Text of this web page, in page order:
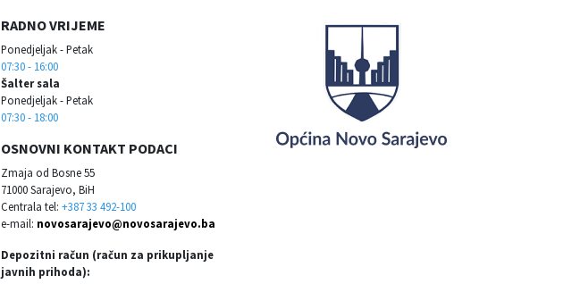
RADNO VRIJEME
Ponedjeljak - Petak
07:30 - 16:00
Šalter sala
Ponedjeljak - Petak
07:30 - 18:00
OSNOVNI KONTAKT PODACI
Zmaja od Bosne 55
71000 Sarajevo, BiH
Centrala tel: +387 33 492-100
e-mail: novosarajevo@novosarajevo.ba
Depozitni račun (račun za prikupljanje
javnih prihoda):